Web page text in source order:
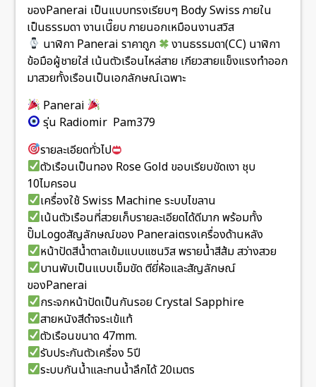
ของPanerai เป็นแบบทรงเรียบๆ Body Swiss ภายใน
เป็นธรรมดา งานเนี๊ยบ ภายนอกเหมือนงานสวิส
นาฬิกา Panerai ราคาถูก
งานธรรมดา(CC) นาฬิกา
ข้อมือผู้ชายใส่ เน้นตัวเรือนไหล่สาย เกียวสายแข็งแรงทำออก
มาสวยทั้งเรือนเป็นเอกลักษณ์เฉพาะ
Panerai
รุ่น Radiomir Pam379
รายละเอียดทั่วไป
ตัวเรือนเป็นทอง Rose Gold ขอบเรียบขัดเงา ชุบ
10ไมครอน
เครื่องใช้ Swiss Machine ระบบไขลาน
เน้นตัวเรือนที่สวยเก็บรายละเอียดได้ดีมาก พร้อมทั้ง
ปั๊มLogoสัญลักษณ์ของ Paneraiตรงเครื่องด้านหลัง
หน้าปัดสีน้ำตาลเข้มแบบแซนวิส พรายน้ำสีส้ม สว่างสวย
บานพับเป็นแบบเข็มขัด ตียี่ห้อและสัญลักษณ์
ของPanerai
กระจกหน้าปัดเป็นกันรอย Crystal Sapphire
สายหนังสีดำจระเข้แท้
ตัวเรือนขนาด 47mm.
รับประกันตัวเครื่อง 5ปี
ระบบกันน้ำและทนน้ำลึกได้ 20เมตร